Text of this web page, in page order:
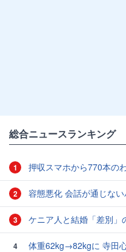
総合ニュースランキング
1 押収スマホから770本のわいせつ動画 15歳少女に酒と
2 容態悪化 会話が通じな
3 ケニア人と結婚「差別」
4 体重62kg→82kgに 寺田